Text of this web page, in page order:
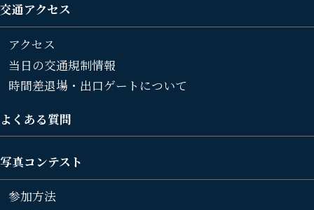
交通アクセス
アクセス
当日の交通規制情報
時間差退場・出口ゲートについて
よくある質問
写真コンテスト
参加方法